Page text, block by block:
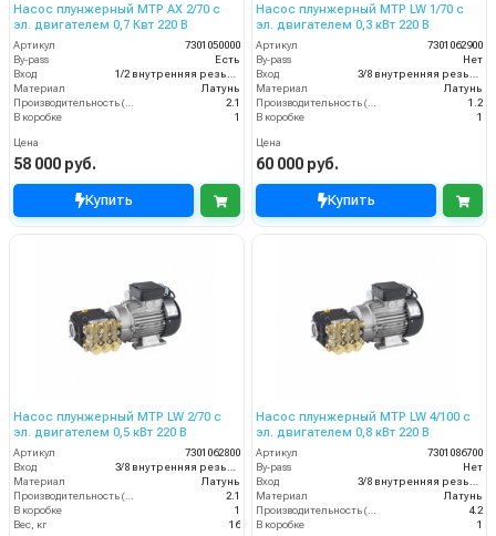
Насос плунжерный MTP AX 2/70 с
эл. двигателем 0,7 Квт 220 В
Артикул
7301050000
By-pass
Есть
Вход
1/2 внутренняя резьба
Материал
Латунь
Производительность (л/мин)
2.1
В коробке
1
Цена
58 000 руб.
Купить
Насос плунжерный MTP LW 1/70 с
эл. двигателем 0,3 кВт 220 В
Артикул
7301062900
By-pass
Нет
Вход
3/8 внутренняя резьба
Материал
Латунь
Производительность (л/мин)
1.2
В коробке
1
Цена
60 000 руб.
Купить
Насос плунжерный MTP LW 2/70 с
эл. двигателем 0,5 кВт 220 В
Артикул
7301062800
Вход
Материал
Латунь
2.1
В коробке
1
Вес, кг
16
Насос плунжерный MTP LW 4/100 с
эл. двигателем 0,8 кВт 220 В
Артикул
7301086700
By-pass
Нет
Вход
Материал
Латунь
4.2
В коробке
1